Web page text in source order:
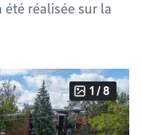
été réalisée sur la
1 / 8